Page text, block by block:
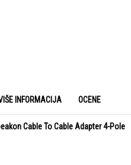
INFORMACIJA OCENE
Cable To Cable Adapter 4-Pole